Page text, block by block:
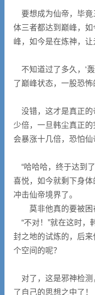
要想成为仙帝，毕竟
体三者都达到巅峰，
峰，如今是在炼神，让
不知道过了多久，‘
了巅峰状态，一股恐怖
没错，这才是真正的
少倍，一旦韩尘真正
会暴涨十几倍，恐怕仙
“哈哈哈，终于达到
喜悦，如今就剩下身
冲击仙帝境界了。
莫非他真的要被困
“不对！”就在这时，
封之地的试炼的，后
个空间的呢？
对了，这是邪神检测
了自己的思想之中了！